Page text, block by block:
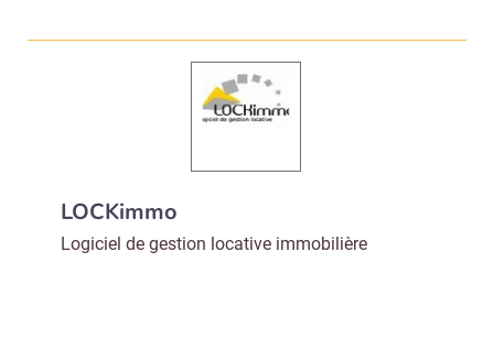
LOCKimmo
Logiciel de gestion locative immobilière